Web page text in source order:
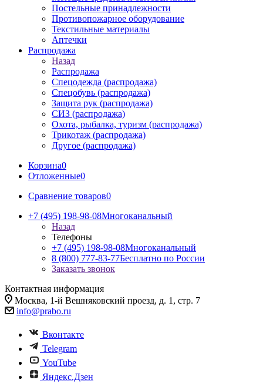
Постельные принадлежности
Противопожарное оборудование
Текстильные материалы
Аптечки
Распродажа
Назад
Распродажа
Спецодежда (распродажа)
Спецобувь (распродажа)
Защита рук (распродажа)
СИЗ (распродажа)
Охота, рыбалка, туризм (распродажа)
Трикотаж (распродажа)
Другое (распродажа)
Корзина0
Отложенные0
Сравнение товаров0
+7 (495) 198-98-08Многоканальный
Назад
Телефоны
+7 (495) 198-98-08Многоканальный
8 (800) 777-83-77Бесплатно по России
Заказать звонок
Контактная информация
Москва, 1-й Вешняковский проезд, д. 1, стр. 7
info@prabo.ru
Вконтакте
Telegram
YouTube
Яндекс.Дзен